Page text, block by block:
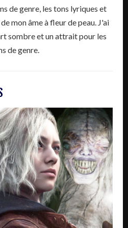
de genre, les tons lyriques et
mon âme à fleur de peau. J'ai
sombre et un attrait pour les
de genre.